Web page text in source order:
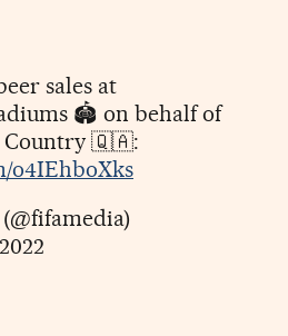
sales at
🏟️ on behalf of
Country 🇶🇦:
o4IEhboXks